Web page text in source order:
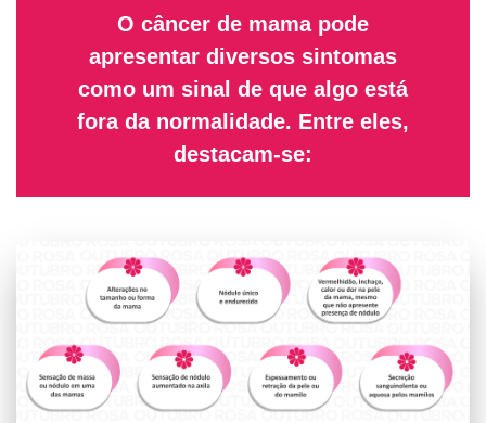
O câncer de mama pode
apresentar diversos sintomas
como um sinal de que algo está
fora da normalidade. Entre eles,
destacam-se: